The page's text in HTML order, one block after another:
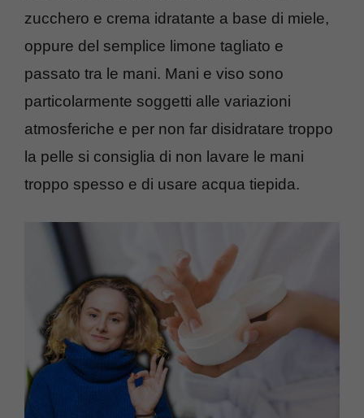
zucchero e crema idratante a base di miele,
oppure del semplice limone tagliato e
passato tra le mani. Mani e viso sono
particolarmente soggetti alle variazioni
atmosferiche e per non far disidratare troppo
la pelle si consiglia di non lavare le mani
troppo spesso e di usare acqua tiepida.